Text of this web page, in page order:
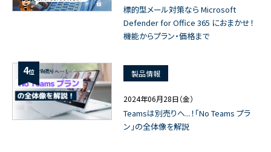
標的型メール対策なら Microsoft
Defender for Office 365 におまかせ！
機能からプラン・価格まで
4位 製品情報
2024年06月28日（金）
Teamsは別売りへ...！「No Teams プラ
ン」の全体像を解説